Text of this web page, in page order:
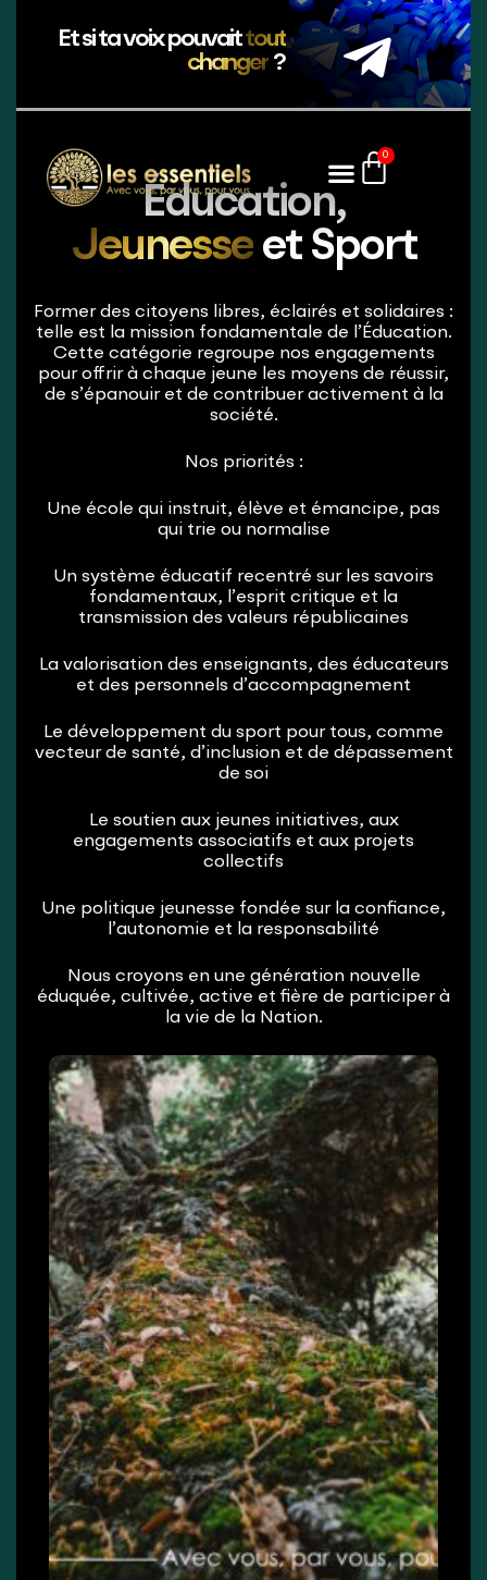
Et si ta voix pouvaittout
changer ?
0
Éducation,
Jeunesse et Sport
Former des citoyens libres, éclairés et solidaires :
telle est la mission fondamentale de l’Éducation.
Cette catégorie regroupe nos engagements
pour offrir à chaque jeune les moyens de réussir,
de s’épanouir et de contribuer activement à la
société.
Nos priorités :
Une école qui instruit, élève et émancipe, pas
qui trie ou normalise
Un système éducatif recentré sur les savoirs
fondamentaux, l’esprit critique et la
transmission des valeurs républicaines
La valorisation des enseignants, des éducateurs
et des personnels d’accompagnement
Le développement du sport pour tous, comme
vecteur de santé, d’inclusion et de dépassement
de soi
Le soutien aux jeunes initiatives, aux
engagements associatifs et aux projets
collectifs
Une politique jeunesse fondée sur la confiance,
l’autonomie et la responsabilité
Nous croyons en une génération nouvelle
éduquée, cultivée, active et fière de participer à
la vie de la Nation.